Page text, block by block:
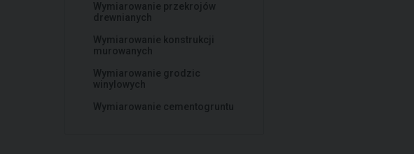
Wymiarowanie przekrojów
drewnianych
Wymiarowanie konstrukcji
murowanych
Wymiarowanie grodzic
winylowych
Wymiarowanie cementogruntu